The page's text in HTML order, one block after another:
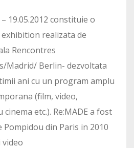
19.05.2012 constituie o
realizata de
Rencontres
Madrid/ Berlin- dezvoltata
ani cu un program amplu
(film, video,
etc.). Re:MADE a fost
din Paris in 2010